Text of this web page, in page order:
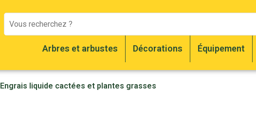
Mots
Arbres et arbustes Décorations Équipement
Engrais liquide cactées et plantes grasses